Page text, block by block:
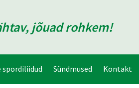
jõuad rohkem!
spordiliidud Sündmused Kontakt